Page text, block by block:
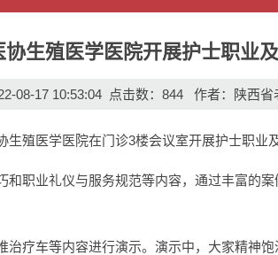
协生殖医学医院开展护士职业
08-17 10:53:04 点击数： 844 作者：陕西省
医学医院在门诊3楼会议室开展护士职业
业礼仪与服务规范等内容，通过丰富的
车等内容进行演示。演示中，大家精神